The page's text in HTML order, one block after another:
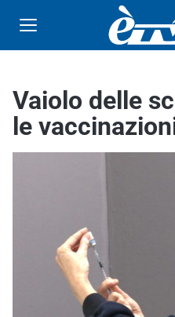
Vaiolo delle
le